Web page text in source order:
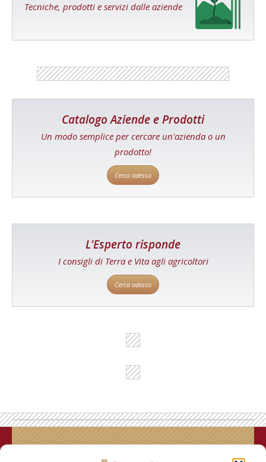
Tecniche, prodotti e servizi dalle aziende
Catalogo Aziende e Prodotti
Un modo semplice per cercare un'azienda o un
prodotto!
Cerca adesso
L'Esperto risponde
I consigli di Terra e Vita agli agricoltori
Cerca adesso
Rimani aggiornato sul mondo